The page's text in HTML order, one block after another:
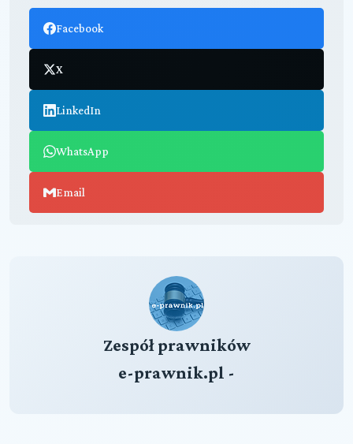
Facebook
X
LinkedIn
WhatsApp
Email
Zespół prawników
e-prawnik.pl -